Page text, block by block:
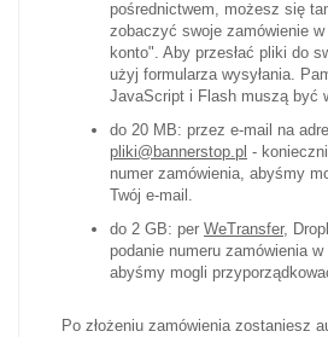
pośrednictwem, możesz się
zobaczyć swoje zamówienie w
konto". Aby przesłać pliki do
użyj formularza wysyłania.
JavaScript i Flash muszą być
do 20 MB: przez e-mail na
pliki@bannerstop.pl -
numer zamówienia, abyśmy
Twój e-mail.
do 2 GB: per WeTransfer,
podanie numeru zamówienia
abyśmy mogli
Po złożeniu zamówienia zostaniesz